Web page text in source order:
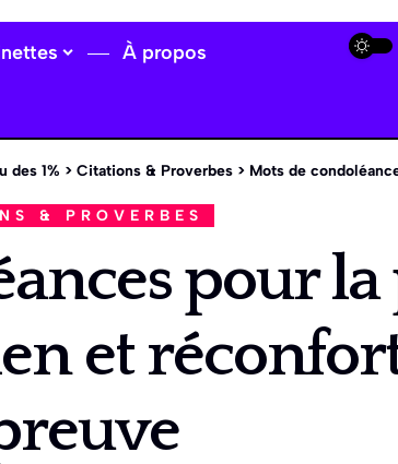
À propos
des 1% > Citations & Proverbes > Mots de condoléances pour la perte
& PROVERBES
pour la
et